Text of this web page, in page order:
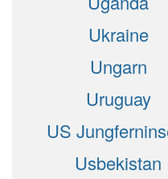
Ukraine
Ungarn
Uruguay
US
Usbekistan